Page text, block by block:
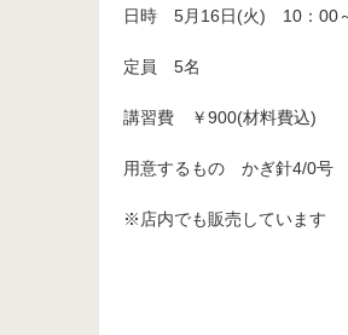
日時 5月16日(火) 10：00
定員 5名
講習費 ￥900(材料費込)
用意するもの かぎ針4/0
※店内でも販売しています